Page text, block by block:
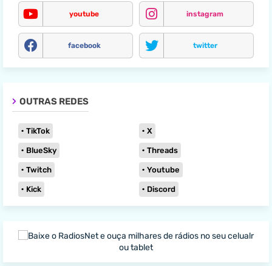
youtube instagram
facebook twitter
OUTRAS REDES
TikTok X
BlueSky Threads
Twitch Youtube
Kick Discord